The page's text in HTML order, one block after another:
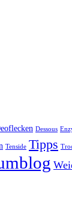
Dessous
Tenside Tipps